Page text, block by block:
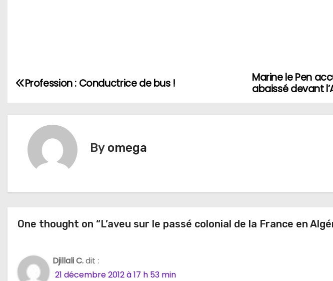
N
i
n
Marine le Pen
abaissé devant
Profession : Conductrice de bus !
By omega
One thought on “L’aveu sur le passé colonial de la France en
Djillali C.dit :
21 décembre 2012 à 17 h 53 min